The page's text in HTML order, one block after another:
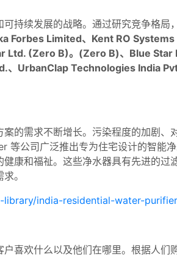
持续发展的战略。通过研究竞争格局
Forbes Limited、Kent RO
(Zero B)。(Zero B)、Blue
UrbanClap Technologies India
的需求不断增长。污染程度的加剧、
公司广泛推出专为住宅设计的智能
康和福祉。这些净水器具有先进的过
。
india-residential-water-
喜欢什么以及他们在哪里。根据人们